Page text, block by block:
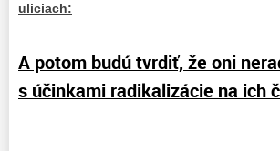
uliciach:
A potom budú tvrdiť, že oni
s účinkami radikalizácie na ich